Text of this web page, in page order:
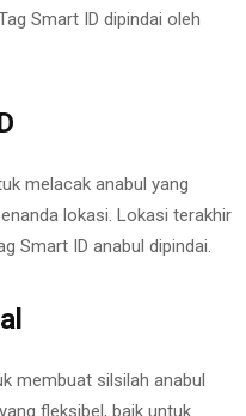
Smart ID dipindai oleh
melacak anabul yang
lokasi. Lokasi terakhir
Smart ID anabul dipindai.
membuat silsilah anabul
fleksibel, baik untuk